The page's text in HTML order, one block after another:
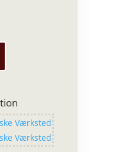
Værksted
Værksted